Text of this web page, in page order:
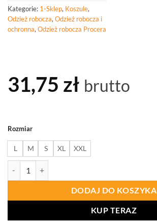
Kategorie: 1-Sklep, Koszule,
Odzież robocza, Odzież robocza i
ochronna, Odzież robocza Procera
31,75 zł brutto
Rozmiar
L M S XL XXL
DODAJ DO KOSZYKA
KUP TERAZ